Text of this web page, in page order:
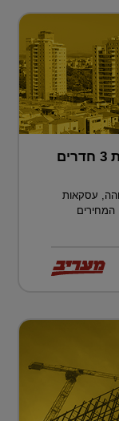
בחמישית מחיר מתל אביב: דירת 3 חדרים
עסקאות